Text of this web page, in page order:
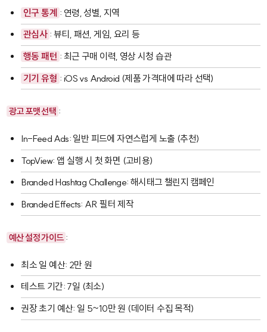
인구 통계 : 연령, 성별, 지역
관심사 : 뷰티, 패션, 게임, 요리 등
행동 패턴 : 최근 구매 이력, 영상 시청 습관
기기 유형 : iOS vs Android (제품 가격대에 따라 선택)
광고 포맷 선택 :
In-Feed Ads: 일반 피드에 자연스럽게 노출 (추천)
TopView: 앱 실행 시 첫 화면 (고비용)
Branded Hashtag Challenge: 해시태그 챌린지 캠페인
Branded Effects: AR 필터 제작
예산 설정 가이드 :
최소 일 예산: 2만 원
테스트 기간: 7일 (최소)
권장 초기 예산: 일 5~10만 원 (데이터 수집 목적)